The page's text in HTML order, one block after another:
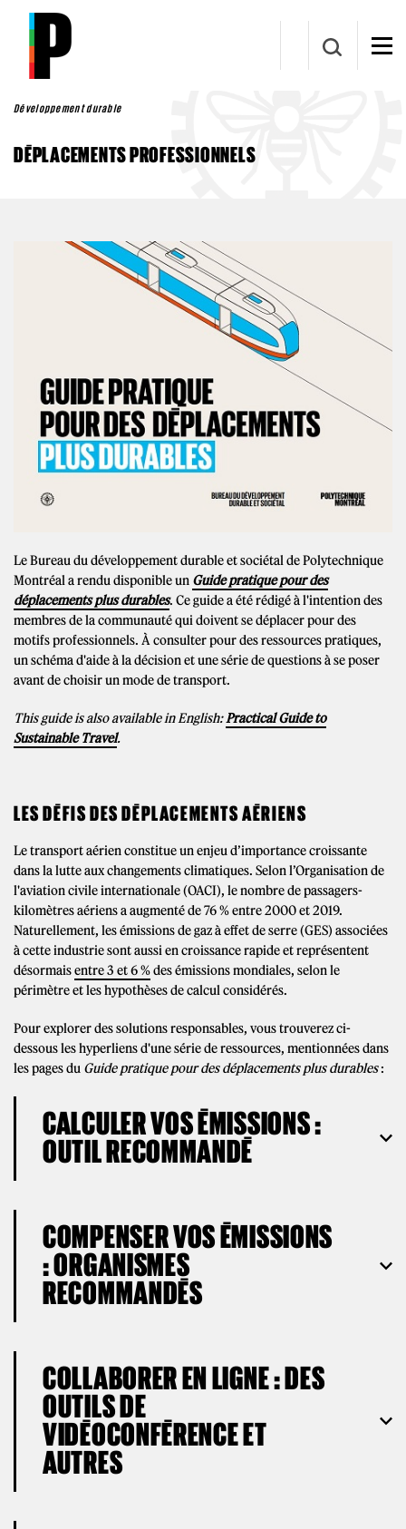
Aller au contenu principal
Développement durable
DÉPLACEMENTS PROFESSIONNELS
Le Bureau du développement durable et sociétal de Polytechnique
Montréal a rendu disponible un Guide pratique pour des
déplacements plus durables. Ce guide a été rédigé à l'intention des
membres de la communauté qui doivent se déplacer pour des
motifs professionnels. À consulter pour des ressources pratiques,
un schéma d'aide à la décision et une série de questions à se poser
avant de choisir un mode de transport.
This guide is also available in English:Practical Guide to
Sustainable Travel.
LES DÉFIS DES DÉPLACEMENTS AÉRIENS
Le transport aérien constitue un enjeu d’importance croissante
dans la lutte aux changements climatiques. Selon l’Organisation de
l'aviation civile internationale (OACI), le nombre de passagers-
kilomètres aériens a augmenté de 76 % entre 2000 et 2019.
Naturellement, les émissions de gaz à effet de serre (GES) associées
à cette industrie sont aussi en croissance rapide et représentent
désormaisentre 3 et 6 %des émissions mondiales, selon le
périmètre et les hypothèses de calcul considérés.
Pour explorer des solutions responsables, vous trouverez ci-
dessous les hyperliens d'une série de ressources, mentionnées dans
les pages du Guide pratique pour des déplacements plus durables:
CALCULER VOS ÉMISSIONS :
OUTIL RECOMMANDÉ
COMPENSER VOS ÉMISSIONS
: ORGANISMES
RECOMMANDÉS
COLLABORER EN LIGNE : DES
OUTILS DE
VIDÉOCONFÉRENCE ET
AUTRES